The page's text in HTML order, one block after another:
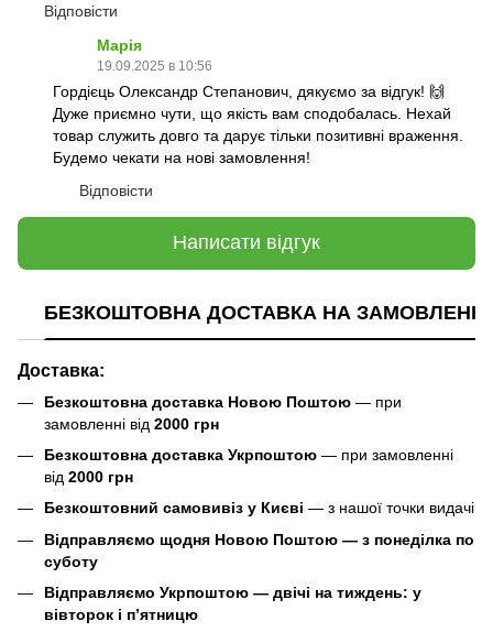
Відповісти
Марія
19.09.2025 в 10:56
Гордієць Олександр Степанович, дякуємо за відгук! 🙌
Дуже приємно чути, що якість вам сподобалась. Нехай
товар служить довго та дарує тільки позитивні враження.
Будемо чекати на нові замовлення!
Відповісти
Написати відгук
БЕЗКОШТОВНА ДОСТАВКА НА ЗАМОВЛЕННЯ
Доставка:
Безкоштовна доставка Новою Поштою — при
замовленні від 2000 грн
Безкоштовна доставка Укрпоштою — при замовленні
від 2000 грн
Безкоштовний самовивіз у Києві — з нашої точки видачі
Відправляємо щодня Новою Поштою — з понеділка по
суботу
Відправляємо Укрпоштою — двічі на тиждень: у
вівторок і п’ятницю